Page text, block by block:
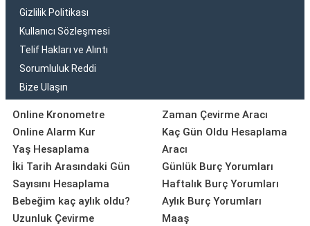
Gizlilik Politikası
Kullanıcı Sözleşmesi
Telif Hakları ve Alıntı
Sorumluluk Reddi
Bize Ulaşın
Online Kronometre
Online Alarm Kur
Yaş Hesaplama
İki Tarih Arasındaki Gün
Sayısını Hesaplama
Bebeğim kaç aylık oldu?
Uzunluk Çevirme
Zaman Çevirme Aracı
Kaç Gün Oldu Hesaplama
Aracı
Günlük Burç Yorumları
Haftalık Burç Yorumları
Aylık Burç Yorumları
Maaş